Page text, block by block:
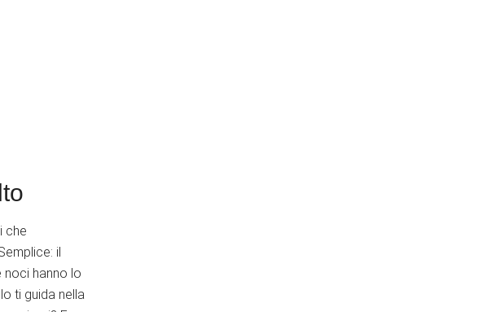
che
il
hanno lo
ti guida nella